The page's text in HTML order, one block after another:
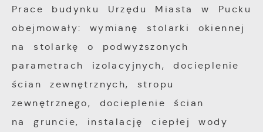
Prace budynku Urzędu Miasta w Pucku
obejmowały: wymianę stolarki okiennej
na stolarkę o podwyższonych
parametrach izolacyjnych, docieplenie
ścian zewnętrznych, stropu
zewnętrznego, docieplenie ścian
na gruncie, instalację ciepłej wody